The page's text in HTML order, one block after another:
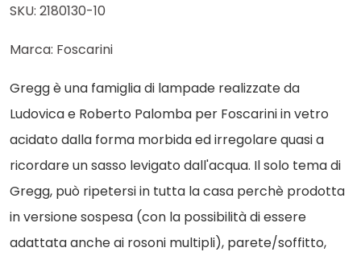
SKU: 2180130-10
Marca: Foscarini
Gregg è una famiglia di lampade realizzate da
Ludovica e Roberto Palomba per Foscarini in vetro
acidato dalla forma morbida ed irregolare quasi a
ricordare un sasso levigato dall'acqua. Il solo tema di
Gregg, può ripetersi in tutta la casa perchè prodotta
in versione sospesa (con la possibilità di essere
adattata anche ai rosoni multipli), parete/soffitto,